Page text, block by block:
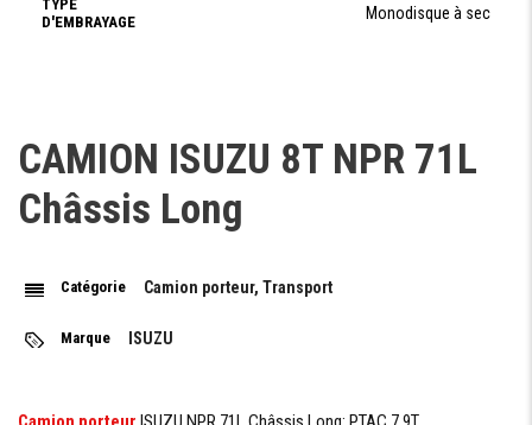
TYPE
D'EMBRAYAGE
Monodisque à sec
DIRECTION Assistée
CAMION ISUZU 8T NPR 71L
Châssis Long
Catégorie Camion porteur, Transport
Marque ISUZU